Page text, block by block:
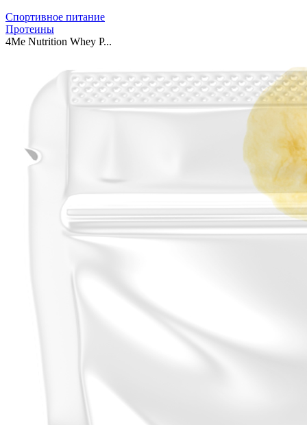
Спортивное питание
Протеины
4Me Nutrition Whey P...